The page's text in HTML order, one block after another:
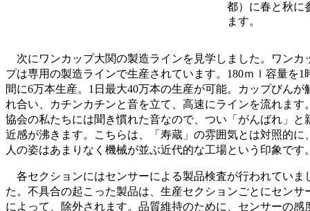
都）に春と秋に
ます。
次にワンカップ大関の製造ラインを見学しました。ワンカ
プは専用の製造ラインで生産されています。180ｍｌ容量を1
間に6万本生産。1日最大40万本の生産が可能。カップびんが
れ合い、カチンカチンと音を立て、高速にラインを流れます
協会の私たちには聞き慣れた音なので、つい「がんばれ」と
近感が沸きます。こちらは、「寿蔵」の雰囲気とは対照的に
人の姿はあまりなく機械が並ぶ近代的な工場という印象です
各セクションにはセンサーによる製品検査が行われていま
た。不具合の起こった製品は、生産セクションごとにセンサ
によって、除外されます。品質維持のために、センサーの感